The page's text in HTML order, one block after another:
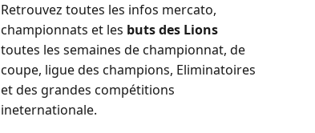
Retrouvez toutes les infos mercato,
championnats et les buts des Lions
toutes les semaines de championnat, de
coupe, ligue des champions, Eliminatoires
et des grandes compétitions
ineternationale.